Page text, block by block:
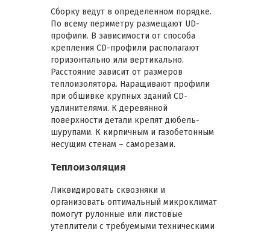
Сборку ведут в определенном порядке.
По всему периметру размещают UD-
профили. В зависимости от способа
крепления CD-профили располагают
горизонтально или вертикально.
Расстояние зависит от размеров
теплоизолятора. Наращивают профили
при обшивке крупных зданий CD-
удлинителями. К деревянной
поверхности детали крепят дюбель-
шурупами. К кирпичным и газобетонным
несущим стенам – саморезами.
Теплоизоляция
Ликвидировать сквозняки и
организовать оптимальный микроклимат
помогут рулонные или листовые
утеплители с требуемыми техническими